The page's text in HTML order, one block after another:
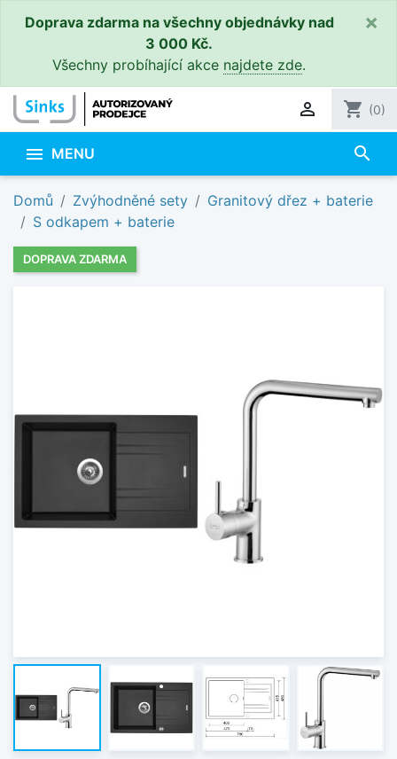
Doprava zdarma na všechny objednávky nad
3 000 Kč.
Všechny probíhající akce najdete zde.
×
 shopping_cart (0)
 MENU search
Domů Zvýhodněné sety
Granitový dřez + baterie
S odkapem + baterie
DOPRAVA ZDARMA